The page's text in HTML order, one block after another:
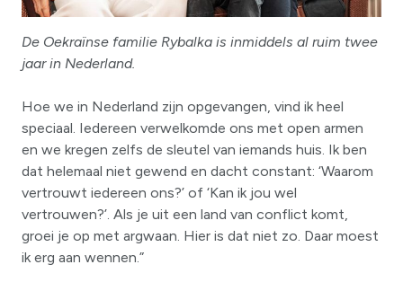
De Oekraïnse familie Rybalka is inmiddels al ruim twee
jaar in Nederland.
Hoe we in Nederland zijn opgevangen, vind ik heel
speciaal. Iedereen verwelkomde ons met open armen
en we kregen zelfs de sleutel van iemands huis. Ik ben
dat helemaal niet gewend en dacht constant: ‘Waarom
vertrouwt iedereen ons?’ of ‘Kan ik jou wel
vertrouwen?’. Als je uit een land van conflict komt,
groei je op met argwaan. Hier is dat niet zo. Daar moest
ik erg aan wennen.”